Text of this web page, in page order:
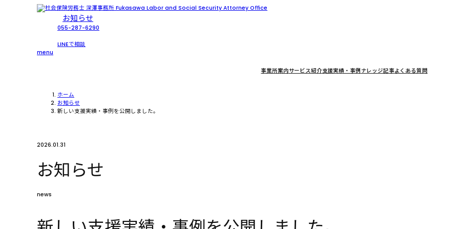
お知らせ
055-287-6290
LINEで相談
menu
事業所案内サービス紹介支援実績・事例 ナレッジ記事よくある質問
ホーム
お知らせ
新しい支援実績・事例を公開しました。
2026.01.31
お知らせ
news